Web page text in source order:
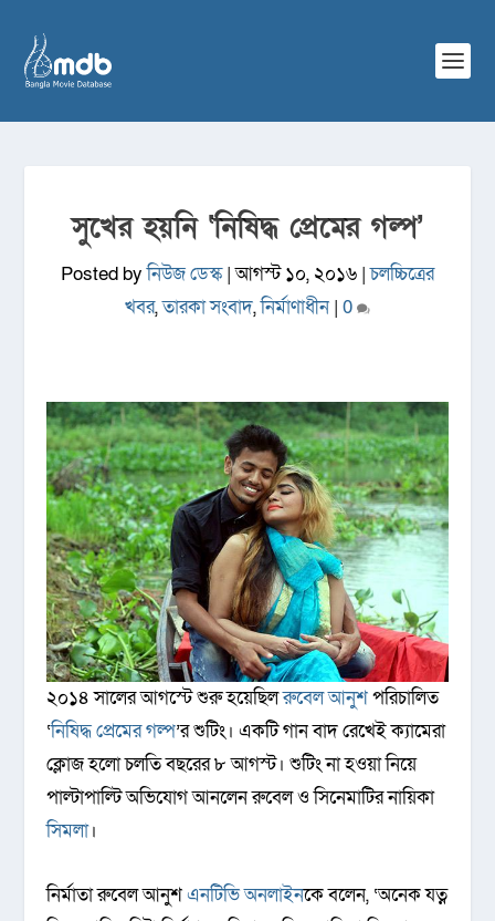
সুখের হয়নি ‌‘নিষিদ্ধ প্রেমের গল্প’
Posted byনিউজ ডেস্ক|আগস্ট ১০, ২০১৬ |চলচ্চিত্রের
খবর,তারকা সংবাদ,নির্মাণাধীন| 0
২০১৪ সালের আগস্টে শুরু হয়েছিলরুবেল আনুশপরিচালিত
‘নিষিদ্ধ প্রেমের গল্প’র শুটিং। একটি গান বাদ রেখেই ক্যামেরা
ক্লোজ হলো চলতি বছরের ৮ আগস্ট। শুটিং না হওয়া নিয়ে
পাল্টাপাল্টি অভিযোগ আনলেন রুবেল ও সিনেমাটির নায়িকা
সিমলা।
নির্মাতা রুবেল আনুশএনটিভি অনলাইনকে বলেন, ‘অনেক যত্ন